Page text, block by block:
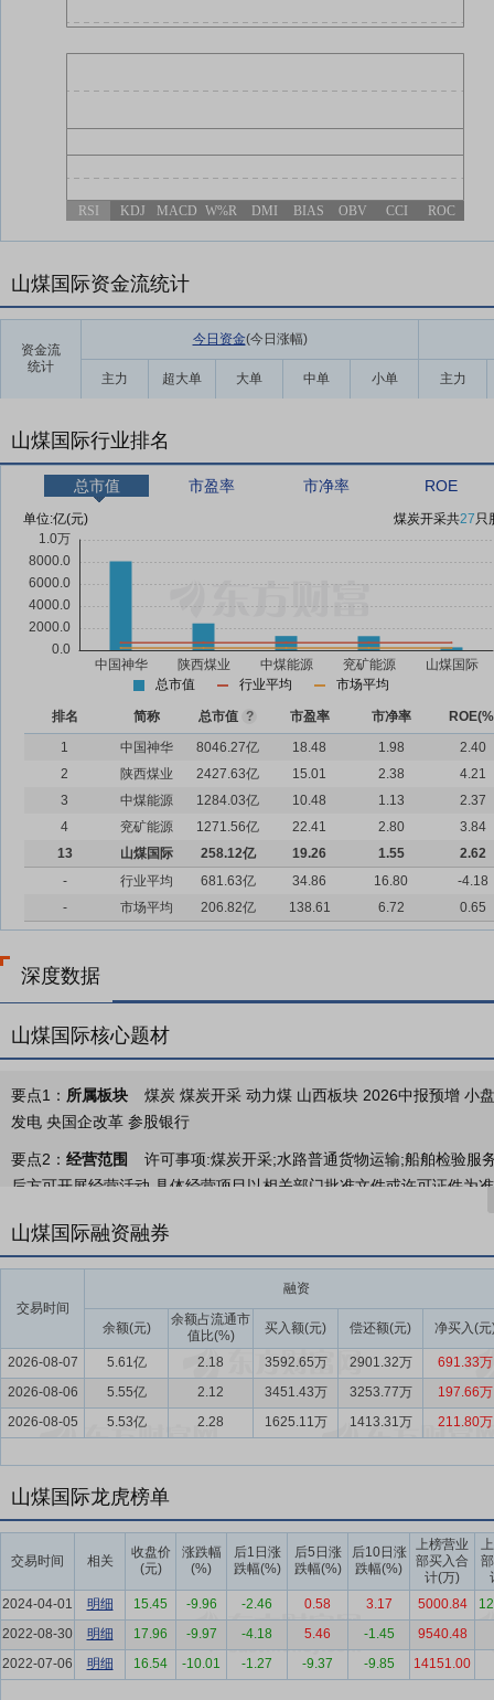
RSI KDJ MACD W%R DMI BIAS OBV CCI ROC
山煤国际资金流统计
资金流
统计
今日资金(今日涨幅)
主力 超大单 大单 中单 小单 主力
山煤国际行业排名
总市值 市盈率 市净率 ROE
单位:亿(元) 煤炭开采共27只
总市值 行业平均 市场平均
排名 简称 总市值 ? 市盈率 市净率
1
中国神华 8046.27亿 18.48 1.98
2.40
2
陕西煤业 2427.63亿 15.01 2.38
4.21
3
中煤能源 1284.03亿 10.48 1.13
2.37
4
兖矿能源 1271.56亿 22.41 2.80
3.84
13
山煤国际 258.12亿 19.26 1.55
2.62
-
行业平均 681.63亿 34.86 16.80
-4.18
-
市场平均 206.82亿 138.61 6.72 0.65
深度数据
山煤国际核心题材
要点1： 所属板块
煤炭 煤炭开采 动力煤 山西板块 2026中报预增 小
发电 央国企改革 参股银行
要点2： 经营范围
许可事项:煤炭开采;水路普通货物运输;船舶检验服
后方可开展经营活动,具体经营项目以相关部门批准文件或许可证件
产品销售;金属工具销售;金属制品销售;化工产品销售(不含许可类化工
装箱船、普通货船运输;运输设备租赁服务;船舶拖带服务;船舶租赁;船
销售;太阳能发电技术服务;国内船舶代理;货物进出口;普通货物仓储
开展经营活动)
要点3：煤炭生产业务
公司煤炭生产业务的主要产品为自产煤及洗
主，具有低硫、低灰分、高发热量等特点，属于优质的配焦用煤和动
要点4：煤炭销售和物流业务
公司煤炭贸易业务的产品包括山西地区
要点5：煤炭行业
2025年，国内煤炭行业认真贯彻落实党中央、国
供应保持稳定充裕。国内原煤产量48.5亿吨，创历史新高，比上年增
年产量同比增长2.1%。
要点6：产品优势
公司所属煤矿分布于大同、忻州、临汾、长治、
员少、管理水平高。公司目前已形成动力煤、焦煤、无烟煤三大煤炭
中心化验室，通过对各煤矿、选煤厂煤质管理工作严格考核，使公司
山煤国际融资融券
交易时间
融资
余额(元)
余额占流通市
值比(%)
买入额(元) 偿还额(元) 净买入(元
2026-08-07 5.61亿 2.18 3592.65万 2901.32万
691.33万
2026-08-06
5.55亿 2.12 3451.43万 3253.77万
197.66万
2026-08-05
5.53亿 2.28 1625.11万 1413.31万 211.80万
山煤国际龙虎榜单
交易时间 相关
收盘价
(元)
涨跌幅
(%)
后1日涨
跌幅(%)
后5日涨
跌幅(%)
后10日涨
跌幅(%)
上榜营业
部买入合
计(万)
2024-04-01
明细 15.45 -9.96 -2.46 0.58 3.17 5000.84
2022-08-30
明细 17.96 -9.97 -4.18 5.46 -1.45
9540.48
2022-07-06
明细 16.54 -10.01 -1.27 -9.37 -9.85 14151.00